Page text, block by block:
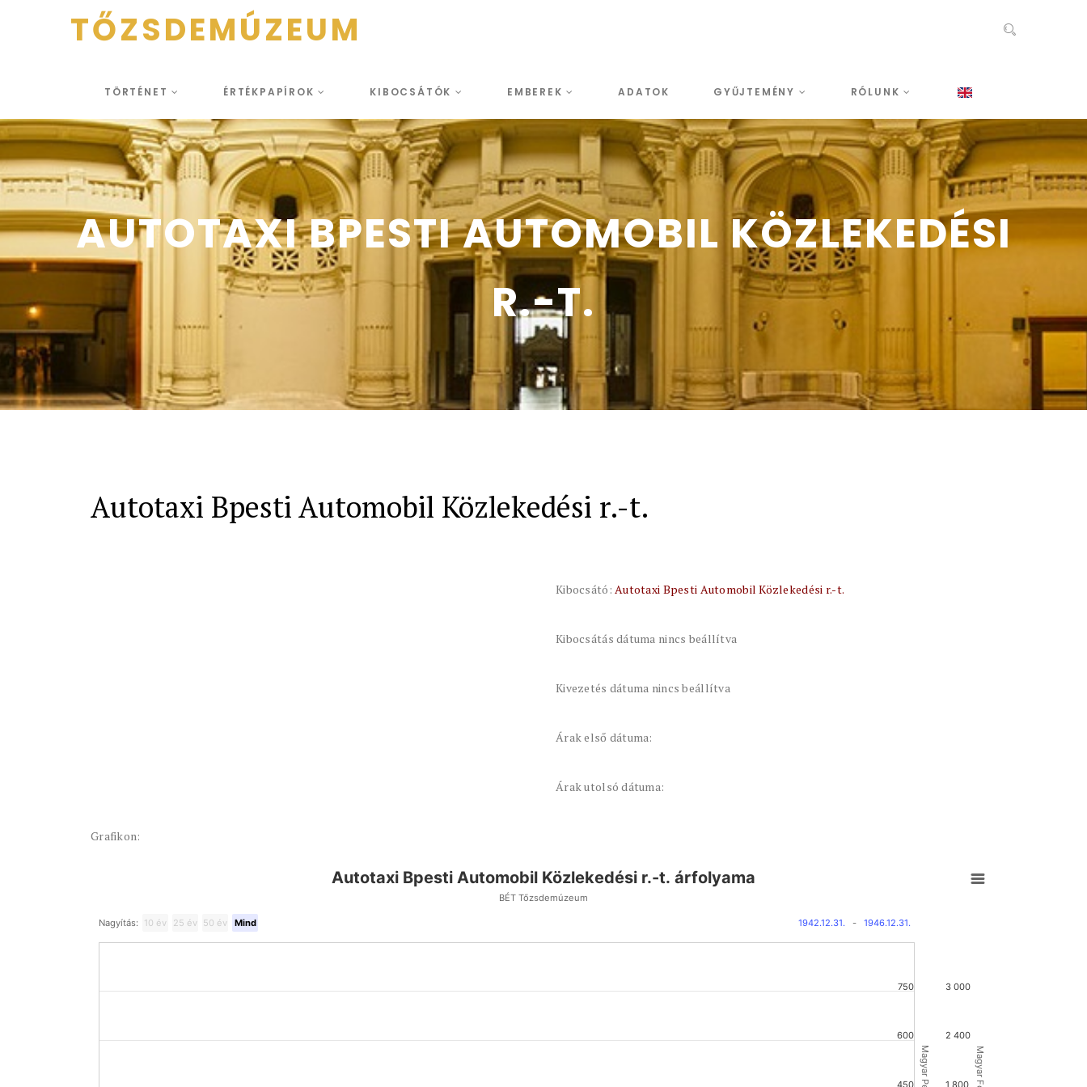
TŐZSDEMÚZEUM
TÖRTÉNET ÉRTÉKPAPÍROK KIBOCSÁTÓK EMBEREK ADATOK GYŰJTEMÉNY RÓLUNK
AUTOTAXI BPESTI AUTOMOBIL KÖZLEKEDÉSI
R.-T.
Autotaxi Bpesti Automobil Közlekedési r.-t.
Kibocsátó:Autotaxi Bpesti Automobil Közlekedési r.-t.
Kibocsátás dátuma nincs beállítva
Kivezetés dátuma nincs beállítva
Árak első dátuma:
Árak utolsó dátuma:
Grafikon:
Autotaxi Bpesti Automobil Közlekedési r.-t. árfolyama
BÉT Tőzsdemúzeum
Nagyítás: 10 év 25 év 50 év Mind 1942.12.31. - 1946.12.31.
450
600
750
1 800
2 400
3 000